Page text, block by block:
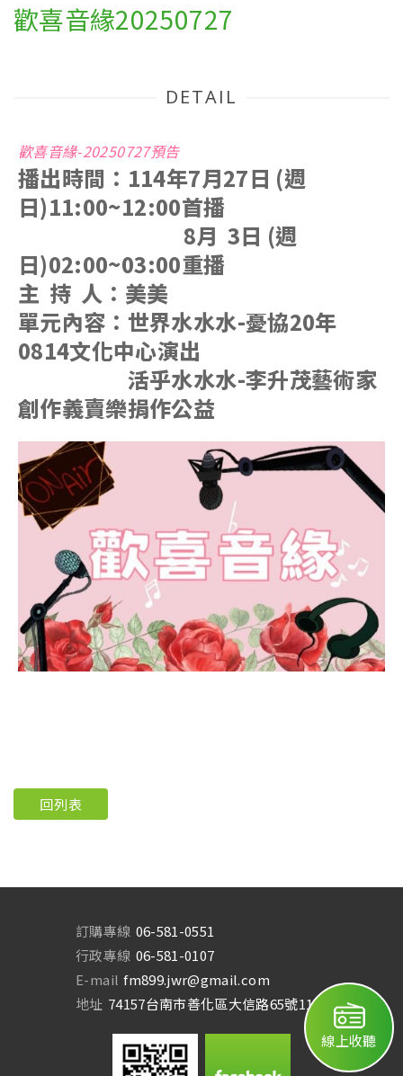
歡喜音緣20250727
DETAIL
歡喜音緣-20250727預告
播出時間：114年7月27日 (週
日)11:00~12:00首播
8月 3日 (週
日)02:00~03:00重播
主 持 人：美美
單元內容：世界水水水-憂協20年
0814文化中心演出
活乎水水水-李升茂藝術家
創作義賣樂捐作公益
回列表
訂購專線 06-581-0551
行政專線 06-581-0107
E-mail fm899.jwr@gmail.com
地址 74157台南市善化區大信路65號11樓
線上收聽